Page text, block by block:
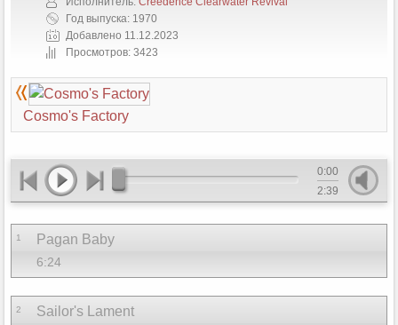
Год выпуска: 1970
Добавлено 11.12.2023
Просмотров: 3423
Cosmo's Factory
0:00
2:39
1 Pagan Baby
6:24
2 Sailor's Lament